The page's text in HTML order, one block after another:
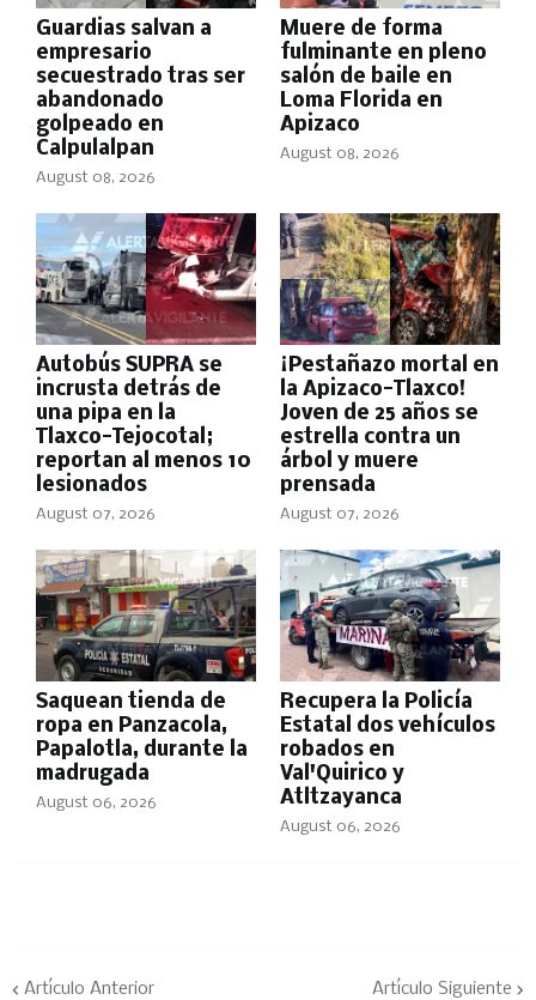
Guardias salvan a
empresario
secuestrado tras ser
abandonado
golpeado en
Calpulalpan
August 08, 2026
Muere de forma
fulminante en pleno
salón de baile en
Loma Florida en
Apizaco
August 08, 2026
Autobús SUPRA se
incrusta detrás de
una pipa en la
Tlaxco-Tejocotal;
reportan al menos 10
lesionados
August 07, 2026
¡Pestañazo mortal en
la Apizaco-Tlaxco!
Joven de 25 años se
estrella contra un
árbol y muere
prensada
August 07, 2026
Saquean tienda de
ropa en Panzacola,
Papalotla, durante la
madrugada
August 06, 2026
Recupera la Policía
Estatal dos vehículos
robados en
Val'Quirico y
Atltzayanca
August 06, 2026
Artículo Anterior Artículo Siguiente